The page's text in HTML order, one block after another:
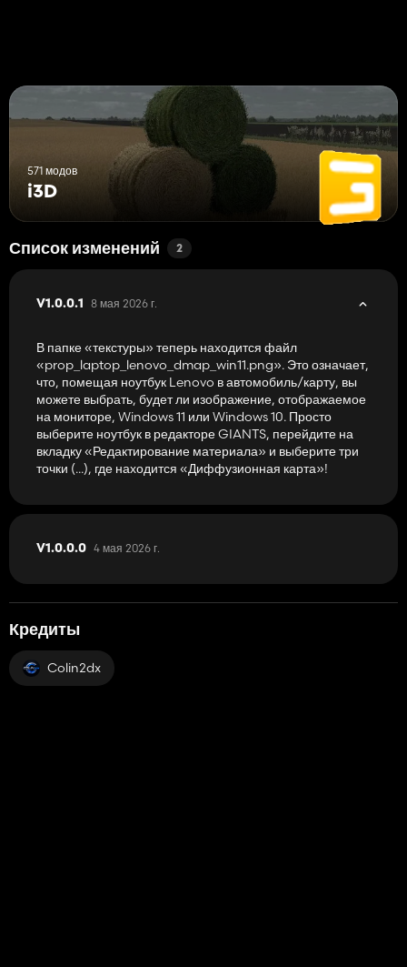
571 модов
i3D
Список изменений 2
V1.0.0.1 8 мая 2026 г.
В папке «текстуры» теперь находится файл
«prop_laptop_lenovo_dmap_win11.png». Это означает,
что, помещая ноутбук Lenovo в автомобиль/карту, вы
можете выбрать, будет ли изображение, отображаемое
на мониторе, Windows 11 или Windows 10. Просто
выберите ноутбук в редакторе GIANTS, перейдите на
вкладку «Редактирование материала» и выберите три
точки (...), где находится «Диффузионная карта»!
V1.0.0.0 4 мая 2026 г.
Кредиты
Colin2dx